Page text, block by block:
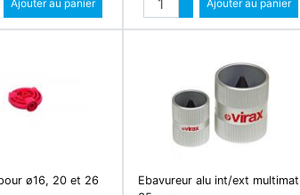
quantité
quantité
Ajouter au panier
Augmenter quantité
Diminuer quantité
Ajouter au panier
ø16, 20 et 26
Ebavureur alu int/ext multimat